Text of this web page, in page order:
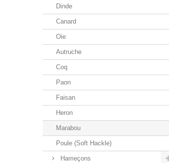
Dinde
Canard
Oie
Autruche
Coq
Paon
Faisan
Heron
Marabou
Poule (Soft Hackle)
Hameçons